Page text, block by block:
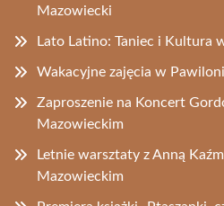
Mazowiecki
Lato Latino: Taniec i Kultura
Wakacyjne zajęcia w
Zaproszenie na Koncert
Mazowieckim
Letnie warsztaty z Anną
Mazowieckim